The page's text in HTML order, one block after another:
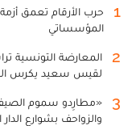
1
حرب الأرقام تعمق
المؤسساتي
2
المعارضة التونسية
لقيس سعيد يكرس
3
«مطارِدو سموم
والزواحف بشوارع الدار